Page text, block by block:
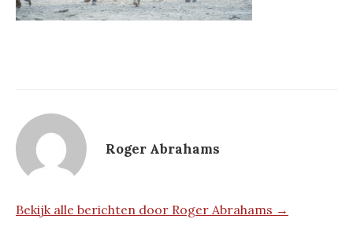
Roger Abrahams
Bekijk alle berichten door Roger Abrahams →